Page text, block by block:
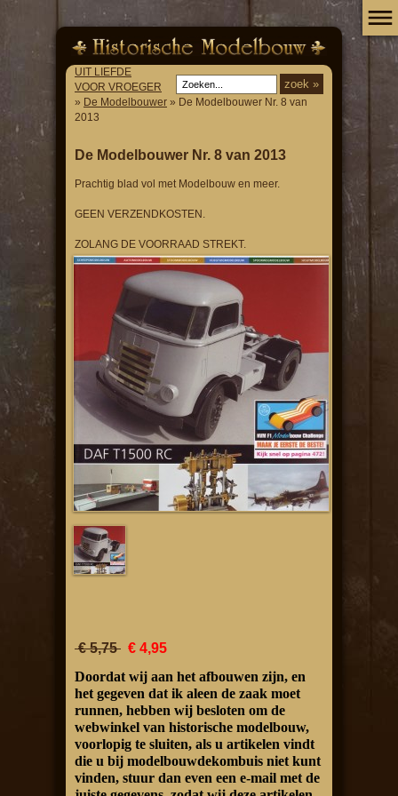
UIT LIEFDE
VOOR VROEGER
» De Modelbouwer » De Modelbouwer Nr. 8 van
2013
De Modelbouwer Nr. 8 van 2013
Prachtig blad vol met Modelbouw en meer.
GEEN VERZENDKOSTEN.
ZOLANG DE VOORRAAD STREKT.
€ 5,75 € 4,95
Doordat wij aan het afbouwen zijn, en
het gegeven dat ik aleen de zaak moet
runnen, hebben wij besloten om de
webwinkel van historische modelbouw,
voorlopig te sluiten, als u artikelen vindt
die u bij modelbouwdekombuis niet kunt
vinden, stuur dan even een e-mail met de